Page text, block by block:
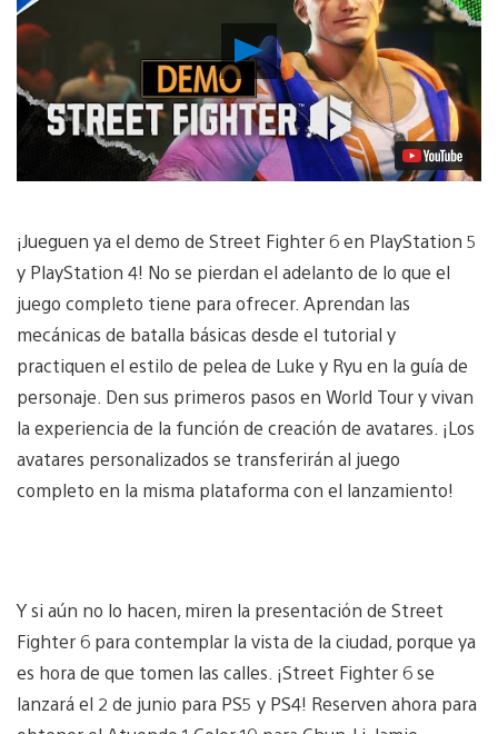
Reproducir
Video
¡Jueguen ya el demo de Street Fighter 6 en PlayStation 5
y PlayStation 4! No se pierdan el adelanto de lo que el
juego completo tiene para ofrecer. Aprendan las
mecánicas de batalla básicas desde el tutorial y
practiquen el estilo de pelea de Luke y Ryu en la guía de
personaje. Den sus primeros pasos en World Tour y vivan
la experiencia de la función de creación de avatares. ¡Los
avatares personalizados se transferirán al juego
completo en la misma plataforma con el lanzamiento!
Y si aún no lo hacen, miren la presentación de Street
Fighter 6 para contemplar la vista de la ciudad, porque ya
es hora de que tomen las calles. ¡Street Fighter 6 se
lanzará el 2 de junio para PS5 y PS4! Reserven ahora para